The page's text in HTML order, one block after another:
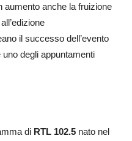
aumento anche la fruizione
il successo dell’evento
degli appuntamenti
di RTL 102.5 nato nel